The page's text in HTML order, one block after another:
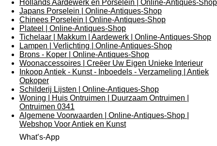
Hollands Aardewerk en Porselein | Online-Antiques-Shop
Japans Porselein | Online-Antiques-Shop
Chinees Porselein | Online-Antiques-Shop
Plateel | Online-Antiques-Shop
Tichelaar | Makkum | Aardewerk | Online-Antiques-Shop
Lampen | Verlichting | Online-Antiques-Shop
Brons - Koper | Online-Antiques-Shop
Woonaccessoires | Creëer Uw Eigen Unieke Interieur
Inkoop Antiek - Kunst - Inboedels - Verzameling | Antiek
Opkoper
Schilderij Lijsten | Online-Antiques-Shop
Woning | Huis Ontruimen | Duurzaam Ontruimen |
Ontruimen 0341
Algemene Voorwaarden | Online-Antiques-Shop |
Webshop Voor Antiek en Kunst
What’s-App